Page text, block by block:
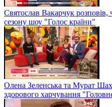
Святослав Вакарчук розповів,
сезону шоу "Голос країни"
Олена Зеленська та Мурат
здорового харчування